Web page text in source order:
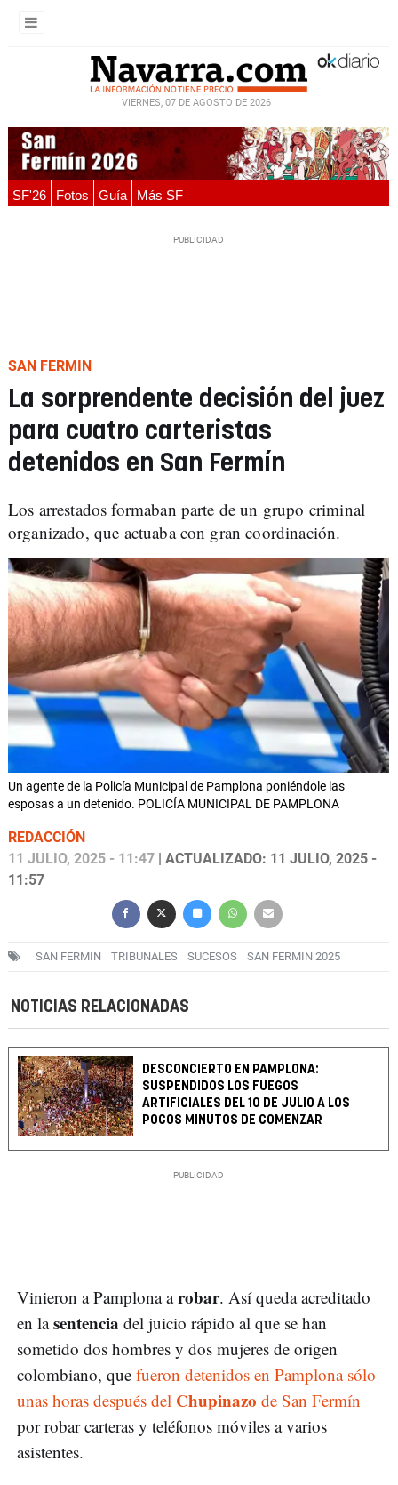
VIERNES, 07 DE AGOSTO DE 2026
SF'26 Fotos Guía Más SF
SAN FERMIN
La sorprendente decisión del juez
para cuatro carteristas
detenidos en San Fermín
Los arrestados formaban parte de un grupo criminal
organizado, que actuaba con gran coordinación.
Un agente de la Policía Municipal de Pamplona poniéndole las
esposas a un detenido. POLICÍA MUNICIPAL DE PAMPLONA
REDACCIÓN
11 JULIO, 2025 - 11:47 | ACTUALIZADO: 11 JULIO, 2025 -
11:57
SAN FERMIN TRIBUNALES SUCESOS SAN FERMIN 2025
NOTICIAS RELACIONADAS
DESCONCIERTO EN PAMPLONA:
SUSPENDIDOS LOS FUEGOS
ARTIFICIALES DEL 10 DE JULIO A LOS
POCOS MINUTOS DE COMENZAR
Vinieron a Pamplona arobar. Así queda acreditado
en lasentencia del juicio rápido al que se han
sometido dos hombres y dos mujeres de origen
colombiano, que fueron detenidos en Pamplona sólo
unas horas después del Chupinazo de San Fermín
por robar carteras y teléfonos móviles a varios
asistentes.